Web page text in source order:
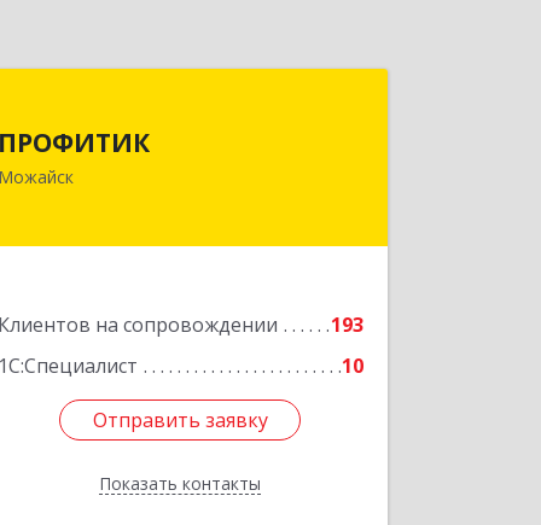
ПРОФИТИК
Можайск
Клиентов на сопровождении
193
1С:Специалист
10
Отправить заявку
Показать контакты
р-н, Можайск г, Молодежная ул, дом
Отправить заявку
Назад